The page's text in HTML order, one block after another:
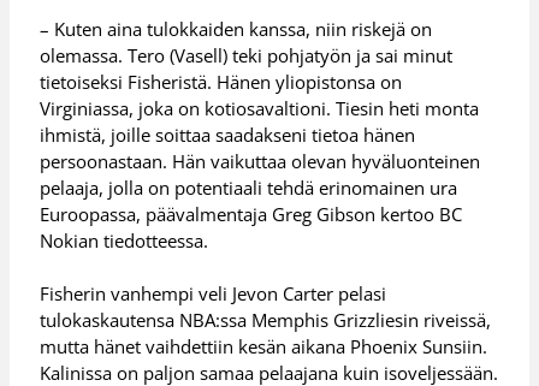
– Kuten aina tulokkaiden kanssa, niin riskejä on
olemassa. Tero (Vasell) teki pohjatyön ja sai minut
tietoiseksi Fisheristä. Hänen yliopistonsa on
Virginiassa, joka on kotiosavaltioni. Tiesin heti monta
ihmistä, joille soittaa saadakseni tietoa hänen
persoonastaan. Hän vaikuttaa olevan hyväluonteinen
pelaaja, jolla on potentiaali tehdä erinomainen ura
Euroopassa, päävalmentaja Greg Gibson kertoo BC
Nokian tiedotteessa.
Fisherin vanhempi veli Jevon Carter pelasi
tulokaskautensa NBA:ssa Memphis Grizzliesin riveissä,
mutta hänet vaihdettiin kesän aikana Phoenix Sunsiin.
Kalinissa on paljon samaa pelaajana kuin isoveljessään.